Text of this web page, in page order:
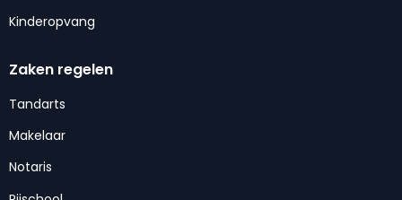
Kinderopvang
Zaken regelen
Tandarts
Makelaar
Notaris